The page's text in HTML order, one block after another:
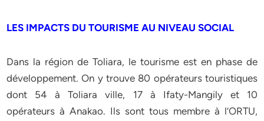
LES IMPACTS DU TOURISME AU NIVEAU SOCIAL
Dans la région de Toliara, le tourisme est en phase de
développement. On y trouve 80 opérateurs touristiques
dont 54 à Toliara ville, 17 à Ifaty-Mangily et 10
opérateurs à Anakao. Ils sont tous membre à l’ORTU,